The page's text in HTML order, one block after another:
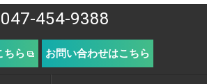
047-454-9388
ちら お問い合わせはこちら